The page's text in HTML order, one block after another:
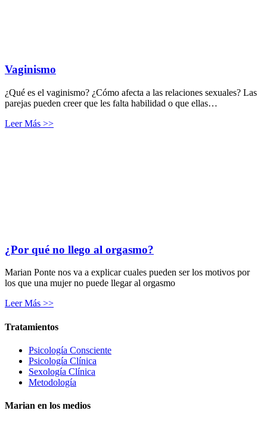
Vaginismo
¿Qué es el vaginismo? ¿Cómo afecta a las relaciones sexuales? Las
parejas pueden creer que les falta habilidad o que ellas…
Leer Más >>
¿Por qué no llego al orgasmo?
Marian Ponte nos va a explicar cuales pueden ser los motivos por
los que una mujer no puede llegar al orgasmo
Leer Más >>
Tratamientos
Psicología Consciente
Psicología Clínica
Sexología Clínica
Metodología
Marian en los medios